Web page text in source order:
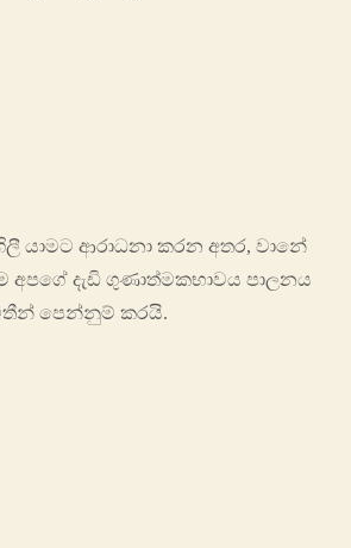
යාමට ආරාධනා කරන අතර, වානේ
අපගේ දැඩි ගුණාත්මකභාවය පාලනය
පෙන්නුම් කරයි.